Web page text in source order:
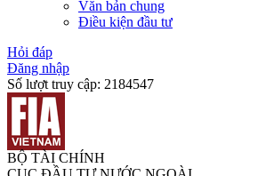
Văn bản chung
Điều kiện đầu tư
Hỏi đáp
Đăng nhập
Số lượt truy cập: 2184547
BỘ TÀI CHÍNH